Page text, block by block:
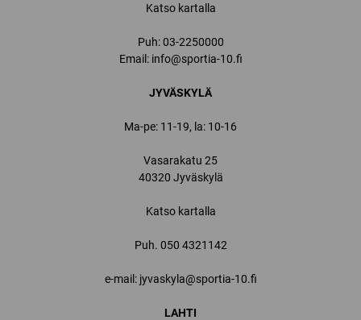
Katso kartalla
Puh:03-2250000
Email: info@sportia-10.fi
JYVÄSKYLÄ
Ma-pe: 11-19, la: 10-16
Vasarakatu 25
40320 Jyväskylä
Katso kartalla
Puh. 050 4321142
e-mail: jyvaskyla@sportia-10.fi
LAHTI